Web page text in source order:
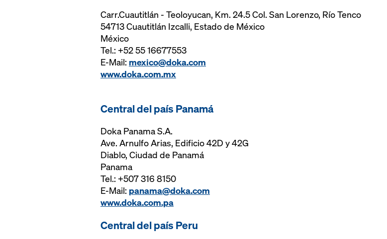
Carr.Cuautitlán - Teoloyucan, Km. 24.5 Col. San Lorenzo, Río Tenco
54713 Cuautitlán Izcalli, Estado de México
México
Tel.: +52 55 16677553
E-Mail: mexico@doka.com
www.doka.com.mx
Central del país Panamá
Doka Panama S.A.
Ave. Arnulfo Arias, Edificio 42D y 42G
Diablo, Ciudad de Panamá
Panama
Tel.: +507 316 8150
E-Mail: panama@doka.com
www.doka.com.pa
Central del país Peru